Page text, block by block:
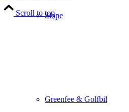
Slope
Greenfee & Golfbil
Scroll to top